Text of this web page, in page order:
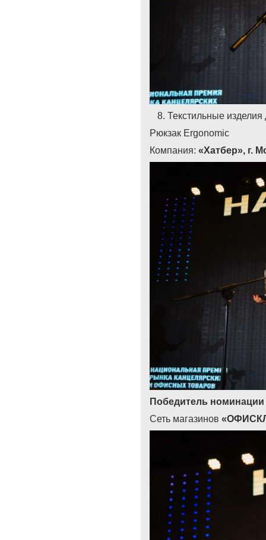
Текстильные
Рюкзак Ergonomic
Компания: «Хатбер», г.
Победитель номинации
Сеть магазинов «